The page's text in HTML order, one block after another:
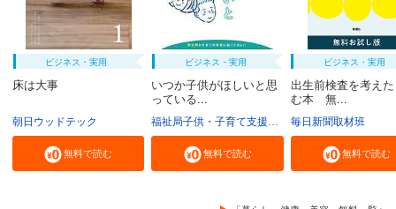
ビジネス・実用
床は大事
朝日ウッドテック
無料で読む
ビジネス・実用
いつか子供がほしいと思
っている...
福祉局子供・子育て支援部家庭支援課 東京都
無料で読む
ビジネス・実用
出生前検査を考え
む本 無...
毎日新聞取材班
無料で読む